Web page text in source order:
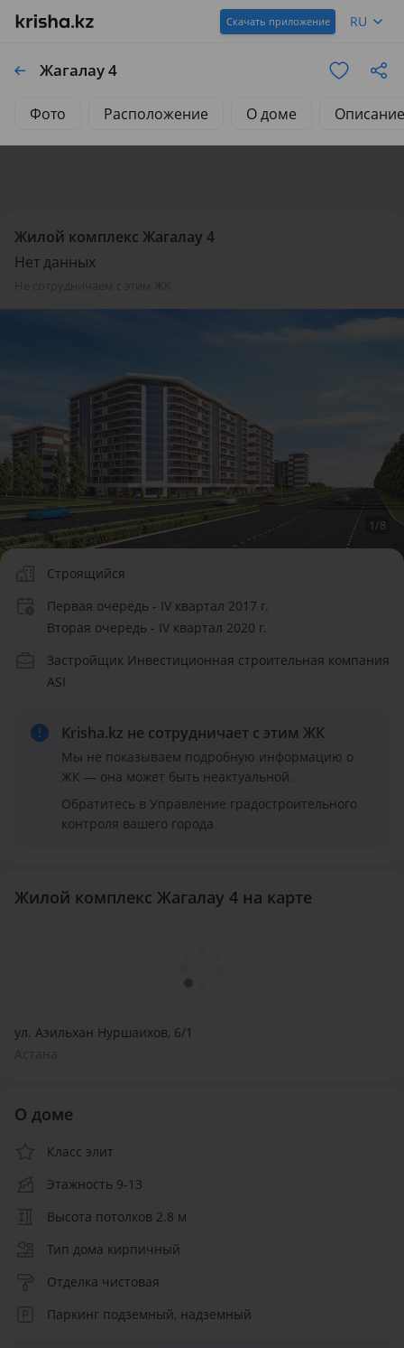
Скачать приложение RU
Жагалау 4
Фото Расположение О доме Описание
Жилой комплекс Жагалау 4
Нет данных
1/8
Строящийся
Первая очередь - IV квартал 2017 г.
Вторая очередь - IV квартал 2020 г.
Застройщик Инвестиционная строительная компания
ASI
Krisha.kz не сотрудничает с этим ЖК
Мы не показываем подробную информацию о
ЖК — она может быть неактуальной.
Обратитесь в Управление градостроительного
контроля вашего города
Жилой комплекс Жагалау 4 на карте
ул. Азильхан Нуршаихов, 6/1
О доме
Класс элит
Этажность 9-13
Высота потолков 2.8 м
Тип дома кирпичный
Отделка чистовая
Паркинг подземный, надземный